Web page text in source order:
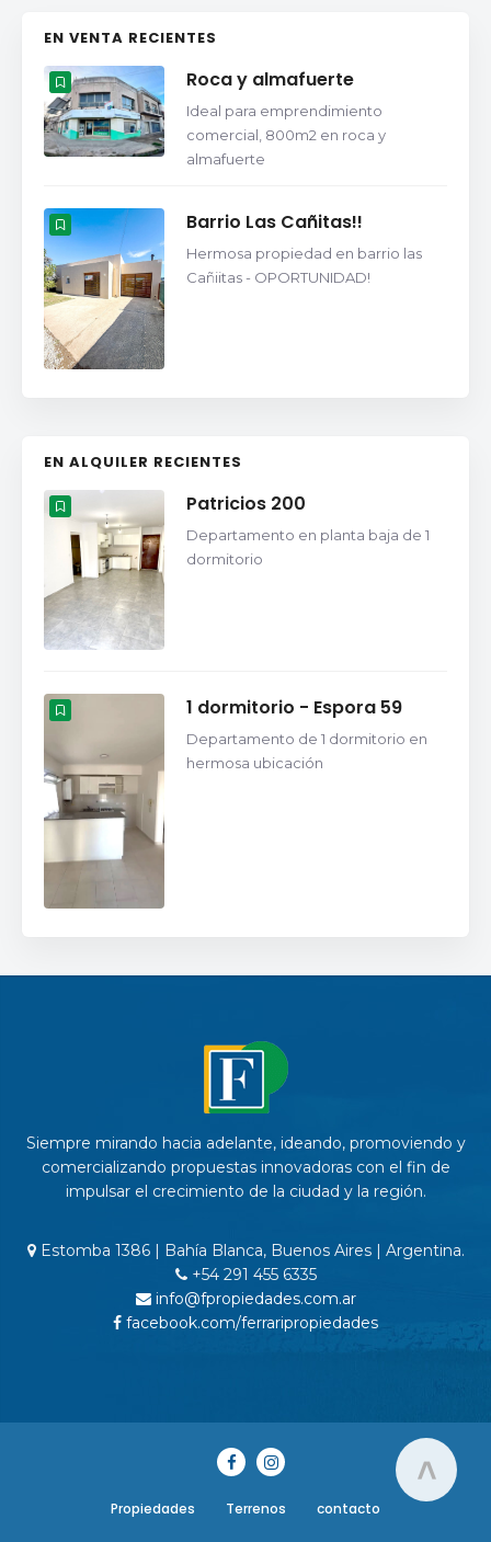
EN VENTA RECIENTES
Roca y almafuerte
Ideal para emprendimiento
comercial, 800m2 en roca y
almafuerte
Barrio Las Cañitas!!
Hermosa propiedad en barrio las
Cañiitas - OPORTUNIDAD!
EN ALQUILER RECIENTES
Patricios 200
Departamento en planta baja de 1
dormitorio
1 dormitorio - Espora 59
Departamento de 1 dormitorio en
hermosa ubicación
Siempre mirando hacia adelante, ideando, promoviendo y
comercializando propuestas innovadoras con el fin de
impulsar el crecimiento de la ciudad y la región.
Estomba 1386 | Bahía Blanca, Buenos Aires | Argentina.
+54 291 455 6335
info@fpropiedades.com.ar
facebook.com/ferraripropiedades
>
Propiedades Terrenos contacto